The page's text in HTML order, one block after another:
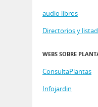
audio libros
Directorios y
WEBS SOBRE
ConsultaPlantas
Infojardin